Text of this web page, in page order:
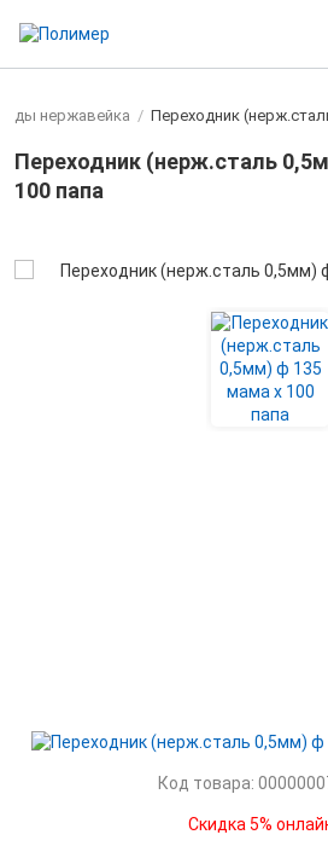
нержавейка / Переходник
Переходник (нерж.сталь
100 папа
Код товара:
Скидка 5%